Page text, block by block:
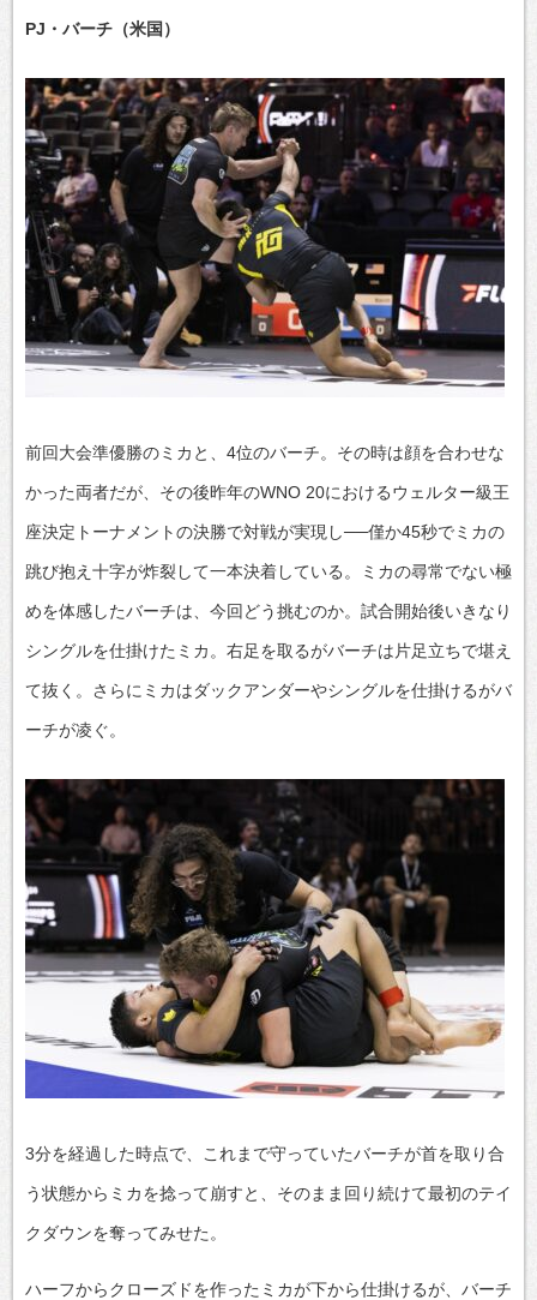
PJ・バーチ（米国）
前回大会準優勝のミカと、4位のバーチ。その時は顔を合わせな
かった両者だが、その後昨年のWNO 20におけるウェルター級王
座決定トーナメントの決勝で対戦が実現し──僅か45秒でミカの
跳び抱え十字が炸裂して一本決着している。ミカの尋常でない極
めを体感したバーチは、今回どう挑むのか。試合開始後いきなり
シングルを仕掛けたミカ。右足を取るがバーチは片足立ちで堪え
て抜く。さらにミカはダックアンダーやシングルを仕掛けるがバ
ーチが凌ぐ。
3分を経過した時点で、これまで守っていたバーチが首を取り合
う状態からミカを捻って崩すと、そのまま回り続けて最初のテイ
クダウンを奪ってみせた。
ハーフからクローズドを作ったミカが下から仕掛けるが、バーチ